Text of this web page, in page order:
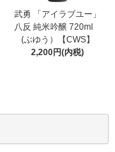
武勇 「アイラブユー」
八反 純米吟醸 720ml
(ぶゆう）【CWS】
2,200円(内税)